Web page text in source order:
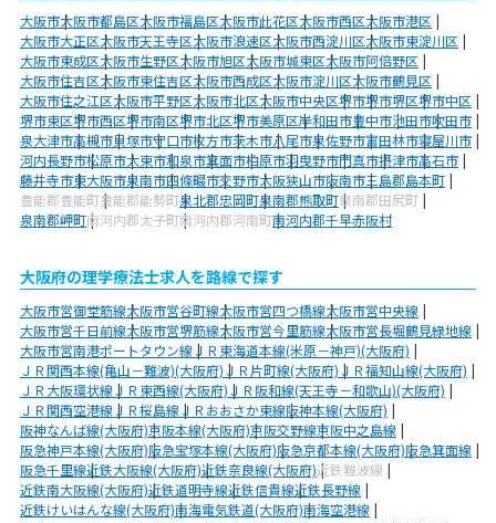
大阪市大阪市都島区大阪市福島区大阪市此花区大阪市西区大阪市港区
大阪市大正区大阪市天王寺区大阪市浪速区大阪市西淀川区大阪市東淀川区
大阪市東成区大阪市生野区大阪市旭区大阪市城東区大阪市阿倍野区
大阪市住吉区大阪市東住吉区大阪市西成区大阪市淀川区大阪市鶴見区
大阪市住之江区大阪市平野区大阪市北区大阪市中央区堺市堺市堺区堺市中区
堺市東区堺市西区堺市南区堺市北区堺市美原区岸和田市豊中市池田市吹田市
泉大津市高槻市貝塚市守口市枚方市茨木市八尾市泉佐野市富田林市寝屋川市
河内長野市松原市大東市和泉市箕面市柏原市羽曳野市門真市摂津市高石市
藤井寺市東大阪市泉南市四條畷市交野市大阪狭山市阪南市三島郡島本町
豊能郡豊能町豊能郡能勢町泉北郡忠岡町泉南郡熊取町泉南郡田尻町
泉南郡岬町南河内郡太子町南河内郡河南町南河内郡千早赤阪村
大阪府の理学療法士求人を路線で探す
大阪市営御堂筋線大阪市営谷町線大阪市営四つ橋線大阪市営中央線
大阪市営千日前線大阪市営堺筋線大阪市営今里筋線大阪市営長堀鶴見緑地線
大阪市営南港ポートタウン線ＪＲ東海道本線(米原－神戸)(大阪府)
ＪＲ関西本線(亀山－難波)(大阪府)ＪＲ片町線(大阪府)ＪＲ福知山線(大阪府)
ＪＲ大阪環状線ＪＲ東西線(大阪府)ＪＲ阪和線(天王寺－和歌山)(大阪府)
ＪＲ関西空港線ＪＲ桜島線ＪＲおおさか東線阪神本線(大阪府)
阪神なんば線(大阪府)京阪本線(大阪府)京阪交野線京阪中之島線
阪急神戸本線(大阪府)阪急宝塚本線(大阪府)阪急京都本線(大阪府)阪急箕面線
阪急千里線近鉄大阪線(大阪府)近鉄奈良線(大阪府)近鉄難波線
近鉄南大阪線(大阪府)近鉄道明寺線近鉄信貴線近鉄長野線
近鉄けいはんな線(大阪府)南海電気鉄道(大阪府)南海空港線